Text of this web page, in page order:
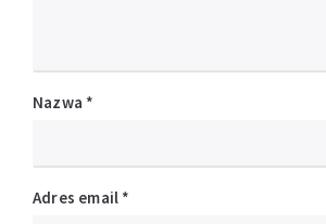
Nazwa *
Adres email *